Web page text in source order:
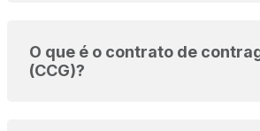
O que é o contrato de
(CCG)?